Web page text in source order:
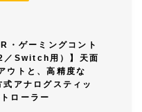
・ゲーミングコント
Switch用）】天面
ウトと、高精度な
アナログスティッ
ローラー